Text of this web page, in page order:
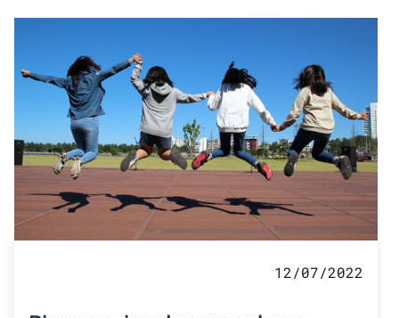
12/07/2022